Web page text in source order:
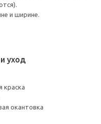
и ширине.
уход
краска
окантовка